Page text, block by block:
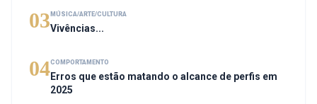
03 MÚSICA/ARTE/CULTURA
Vivências...
04COMPORTAMENTO
Erros que estão matando o alcance de perfis em
2025